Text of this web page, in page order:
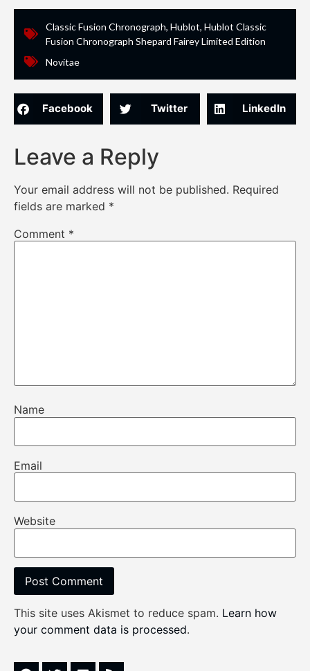
Classic Fusion Chronograph, Hublot, Hublot Classic
Fusion Chronograph Shepard Fairey Limited Edition
Novitae
Facebook Twitter LinkedIn
Leave a Reply
Your email address will not be published. Required
fields are marked *
Comment *
Name
Email
Website
This site uses Akismet to reduce spam. Learn how
your comment data is processed.